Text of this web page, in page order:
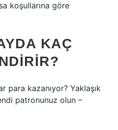
koşullarına göre
KAÇ
para kazanıyor? Yaklaşık
patronunuz olun –